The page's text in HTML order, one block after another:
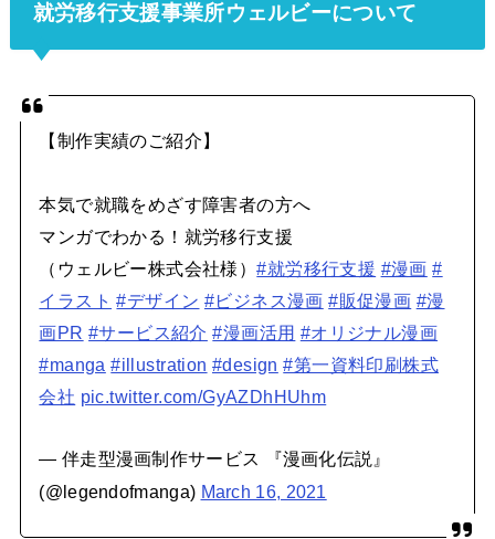
就労移行支援事業所ウェルビーについて
【制作実績のご紹介】
本気で就職をめざす障害者の方へ
マンガでわかる！就労移行支援
（ウェルビー株式会社様）#就労移行支援 #漫画 #
イラスト #デザイン #ビジネス漫画 #販促漫画 #漫
画PR #サービス紹介 #漫画活用 #オリジナル漫画
#manga #illustration #design #第一資料印刷株式
会社 pic.twitter.com/GyAZDhHUhm
— 伴走型漫画制作サービス 『漫画化伝説』
(@legendofmanga) March 16, 2021